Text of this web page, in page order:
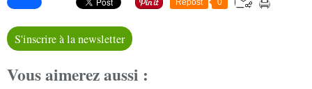
Repost 0
S'inscrire à la newsletter
Vous aimerez aussi :